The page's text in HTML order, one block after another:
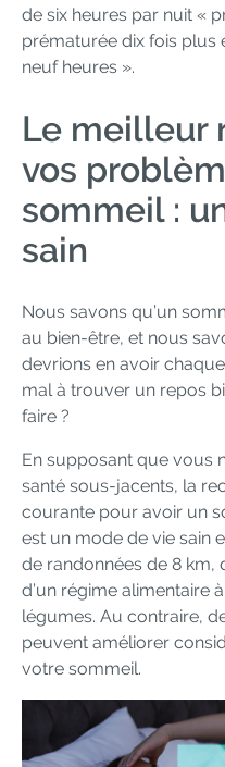
de six heures par nuit «
prématurée dix fois plus
neuf heures ».
Le meilleur
vos
sommeil :
sain
Nous savons qu’un
au bien-être, et nous
devrions en avoir
mal à trouver un repos
faire ?
En supposant que vous
santé sous-jacents, la
courante pour avoir un
est un mode de vie sain
de randonnées de 8 km,
d’un régime alimentaire
légumes. Au contraire,
peuvent améliorer
votre sommeil.